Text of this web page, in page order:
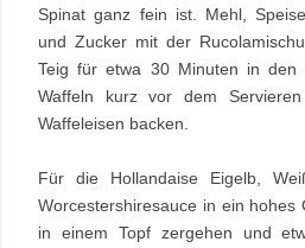
Spinat ganz fein ist. Mehl,
und Zucker mit der
Teig für etwa 30 Minuten in den
Waffeln kurz vor dem
Waffeleisen backen.
Für die Hollandaise Eigelb,
Worcestershiresauce in ein
in einem Topf zergehen und